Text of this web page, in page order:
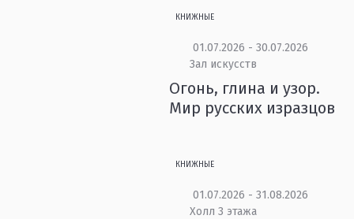
КНИЖНЫЕ
01.07.2026 - 30.07.2026
Зал искусств
Огонь, глина и узор.
Мир русских изразцов
КНИЖНЫЕ
01.07.2026 - 31.08.2026
Холл 3 этажа